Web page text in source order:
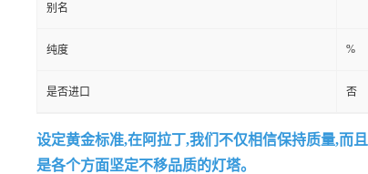
别名
纯度 %
是否进口 否
设定黄金标准,在阿拉丁,我们不仅相信保持质量,而
是各个方面坚定不移品质的灯塔。